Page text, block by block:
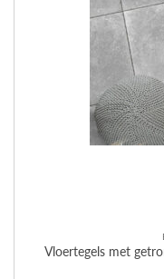
Vloertegels met